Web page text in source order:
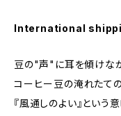
International
豆の"声"に耳を傾けな
コーヒー豆の淹れたて
『風通しのよい』という